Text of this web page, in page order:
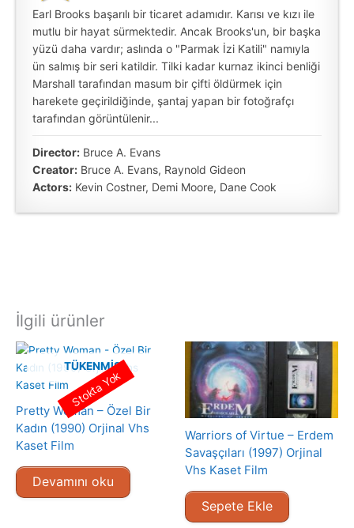
Earl Brooks başarılı bir ticaret adamıdır. Karısı ve kızı ile
mutlu bir hayat sürmektedir. Ancak Brooks'un, bir başka
yüzü daha vardır; aslında o "Parmak İzi Katili" namıyla
ün salmış bir seri katildir. Tilki kadar kurnaz ikinci benliği
Marshall tarafından masum bir çifti öldürmek için
harekete geçirildiğinde, şantaj yapan bir fotoğrafçı
tarafından görüntülenir...
Director: Bruce A. Evans
Creator: Bruce A. Evans, Raynold Gideon
Actors: Kevin Costner, Demi Moore, Dane Cook
İlgili ürünler
TÜKENMIŞ
Pretty Woman – Özel Bir
Kadın (1990) Orjinal Vhs
Kaset Film
Devamını oku
Stokta Yok
Warriors of Virtue – Erdem
Savaşçıları (1997) Orjinal
Vhs Kaset Film
Sepete Ekle